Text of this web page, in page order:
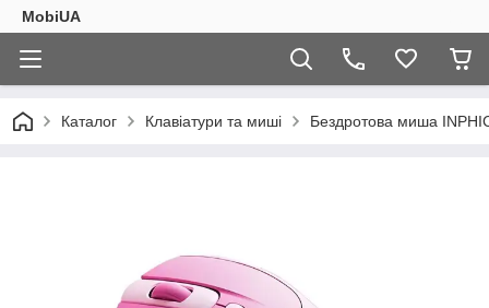
MobiUA
Каталог Клавіатури та миші Бездротова миша